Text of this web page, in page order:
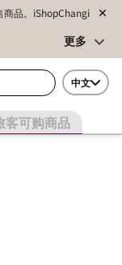
商品。iShopChangi
更多
中文
客可购商品